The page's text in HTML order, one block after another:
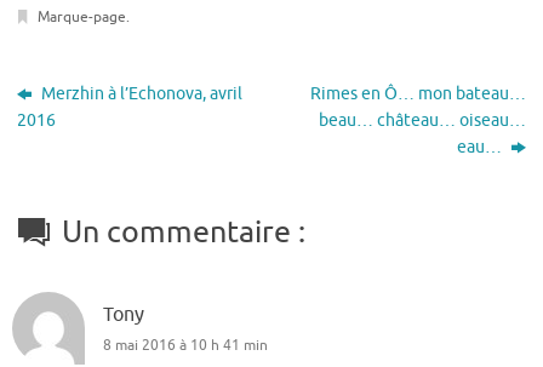
Marque-page.
Merzhin à l’Echonova, avril
2016
Rimes en Ô… mon bateau…
beau… château… oiseau…
eau…
Un commentaire :
Tony
8 mai 2016 à 10 h 41 min